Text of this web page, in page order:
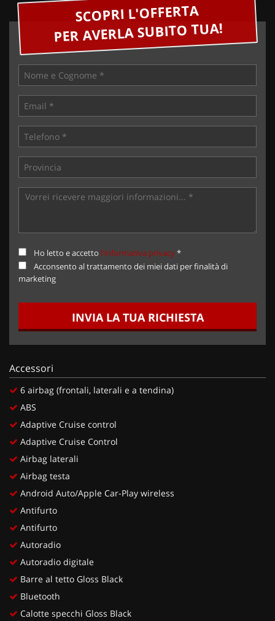
SCOPRI L'OFFERTA
PER AVERLA SUBITO TUA!
Ho letto e accetto l'informativa privacy*
Acconsento al trattamento dei miei dati per finalità di
marketing
INVIA LA TUA RICHIESTA
Accessori
6 airbag (frontali, laterali e a tendina)
ABS
Adaptive Cruise control
Adaptive Cruise Control
Airbag laterali
Airbag testa
Android Auto/Apple Car-Play wireless
Antifurto
Antifurto
Autoradio
Autoradio digitale
Barre al tetto Gloss Black
Bluetooth
Calotte specchi Gloss Black